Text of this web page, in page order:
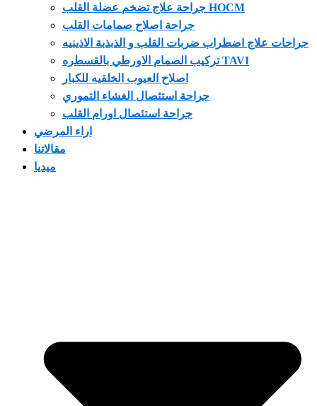
جراحة علاج تضخم عضلة القلب HOCM
جراحة اصلاح صمامات القلب
جراحات علاج اضطراب ضربات القلب و الذبذبة الاذينيه
تركيب الصمام الاورطي بالقسطره TAVI
اصلاح العيوب الخلقيه للكبار
جراحة استئصال الغشاء التموري
جراحة استئصال اورام القلب
اراء المرضي
مقالاتنا
ميديا